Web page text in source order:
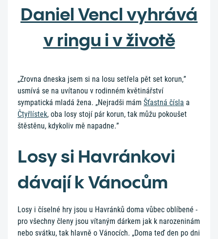
Daniel Vencl vyhrává
v ringu i v životě
„Zrovna dneska jsem si na losu setřela pět set korun,”
usmívá se na uvítanou v rodinném květinářství
sympatická mladá žena. „Nejradši mám Šťastná čísla a
Čtyřlístek, oba losy stojí pár korun, tak můžu pokoušet
štěstěnu, kdykoliv mě napadne.”
Losy si Havránkovi
dávají k Vánocům
Losy i číselné hry jsou u Havránků doma vůbec oblíbené -
pro všechny členy jsou vítaným dárkem jak k narozeninám
nebo svátku, tak hlavně o Vánocích. „Doma teď den po dni